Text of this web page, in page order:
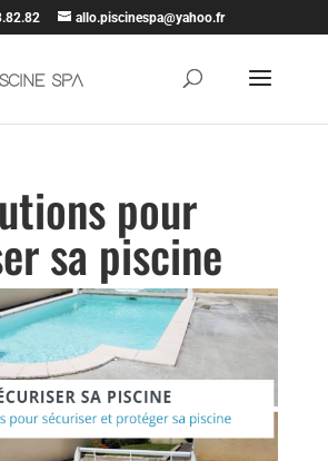
allo.piscinespa@yahoo.fr
pour
sa piscine